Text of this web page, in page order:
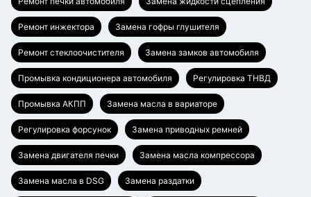
Ремонт инжектора Замена гофры глушителя
Ремонт стеклоочистителя Замена замков автомобиля
Промывка кондиционера автомобиля Регулировка ТНВД
Промывка АКПП Замена масла в вариаторе
Регулировка форсунок Замена приводных ремней
Замена двигателя печки Замена масла компрессора
Замена масла в DSG Замена раздатки